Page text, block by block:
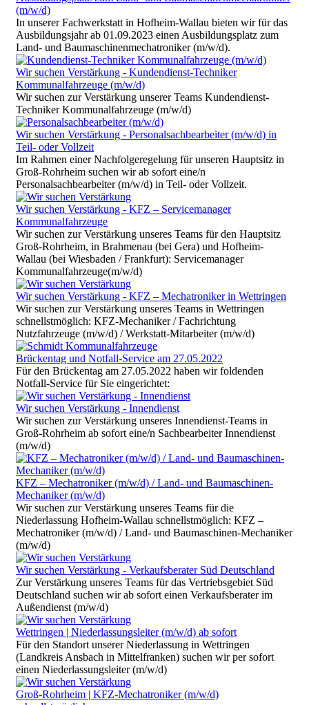
(m/w/d)
In unserer Fachwerkstatt in Hofheim-Wallau bieten wir für das
Ausbildungsjahr ab 01.09.2023 einen Ausbildungsplatz zum
Land- und Baumaschinenmechatroniker (m/w/d).
Wir suchen Verstärkung - Kundendienst-Techniker
Kommunalfahrzeuge (m/w/d)
Wir suchen zur Verstärkung unserer Teams Kundendienst-
Techniker Kommunalfahrzeuge (m/w/d)
Wir suchen Verstärkung - Personalsachbearbeiter (m/w/d) in
Teil- oder Vollzeit
Im Rahmen einer Nachfolgeregelung für unseren Hauptsitz in
Groß-Rohrheim suchen wir ab sofort eine/n
Personalsachbearbeiter (m/w/d) in Teil- oder Vollzeit.
Wir suchen Verstärkung - KFZ – Servicemanager
Kommunalfahrzeuge
Wir suchen zur Verstärkung unseres Teams für den Hauptsitz
Groß-Rohrheim, in Brahmenau (bei Gera) und Hofheim-
Wallau (bei Wiesbaden / Frankfurt): Servicemanager
Kommunalfahrzeuge(m/w/d)
Wir suchen Verstärkung - KFZ – Mechatroniker in Wettringen
Wir suchen zur Verstärkung unseres Teams in Wettringen
schnellstmöglich: KFZ-Mechaniker / Fachrichtung
Nutzfahrzeuge (m/w/d) / Werkstatt-Mitarbeiter (m/w/d)
Brückentag und Notfall-Service am 27.05.2022
Für den Brückentag am 27.05.2022 haben wir foldenden
Notfall-Service für Sie eingerichtet:
Wir suchen Verstärkung - Innendienst
Wir suchen zur Verstärkung unseres Innendienst-Teams in
Groß-Rohrheim ab sofort eine/n Sachbearbeiter Innendienst
(m/w/d)
KFZ – Mechatroniker (m/w/d) / Land- und Baumaschinen-
Mechaniker (m/w/d)
Wir suchen zur Verstärkung unseres Teams für die
Niederlassung Hofheim-Wallau schnellstmöglich: KFZ –
Mechatroniker (m/w/d) / Land- und Baumaschinen-Mechaniker
(m/w/d)
Wir suchen Verstärkung - Verkaufsberater Süd Deutschland
Zur Verstärkung unseres Teams für das Vertriebsgebiet Süd
Deutschland suchen wir ab sofort einen Verkaufsberater im
Außendienst (m/w/d)
Wettringen | Niederlassungsleiter (m/w/d) ab sofort
Für den Standort unserer Niederlassung in Wettringen
(Landkreis Ansbach in Mittelfranken) suchen wir per sofort
einen Niederlassungsleiter (m/w/d)
Groß-Rohrheim | KFZ-Mechatroniker (m/w/d)